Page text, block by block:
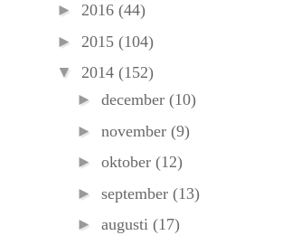
► 2016 (44)
► 2015 (104)
▼ 2014 (152)
► december (10)
► november (9)
► oktober (12)
► september (13)
► augusti (17)